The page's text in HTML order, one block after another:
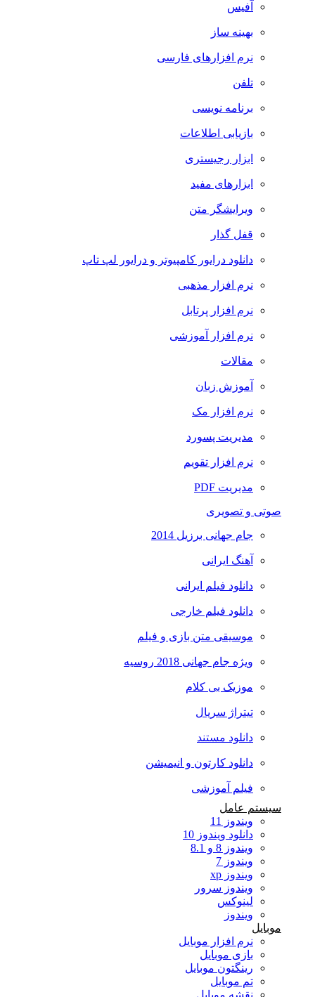
آفیس
بهینه ساز
نرم افزارهای فارسی
تلفن
برنامه نویسی
بازیابی اطلاعات
ابزار رجیستری
ابزارهای مفید
ویرایشگر متن
قفل گذار
دانلود درایور کامپیوتر و درایور لپ تاپ
نرم افزار مذهبی
نرم افزار پرتابل
نرم افزار آموزشی
مقالات
آموزش زبان
نرم افزار مک
مدیریت پسورد
نرم افزار تقویم
مدیریت PDF
صوتی و تصویری
جام جهانی برزیل 2014
آهنگ ایرانی
دانلود فیلم ایرانی
دانلود فیلم خارجی
موسیقی متن بازی و فیلم
ویژه جام جهانی 2018 روسیه
موزیک بی کلام
تیتراژ سریال
دانلود مستند
دانلود کارتون و انیمیشن
فیلم آموزشی
سیستم عامل
ویندوز 11
دانلود ویندوز 10
ویندوز 8 و 8.1
ویندوز 7
ویندوز xp
ویندوز سرور
لینوکس
ویندوز
موبایل
نرم افزار موبایل
بازی موبایل
رینگتون موبایل
تم موبایل
نقشه موبایل